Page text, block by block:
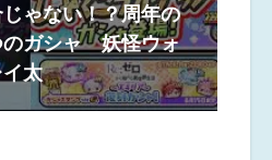
じゃない！？周年の
のガシャ 妖怪ウォ
太